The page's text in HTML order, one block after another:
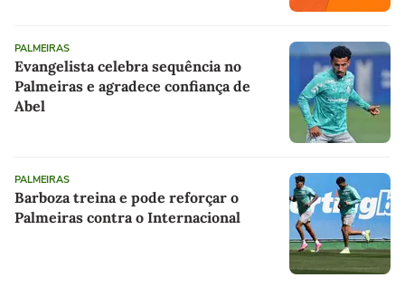
PALMEIRAS
Evangelista celebra sequência no
Palmeiras e agradece confiança de
Abel
PALMEIRAS
Barboza treina e pode reforçar o
Palmeiras contra o Internacional